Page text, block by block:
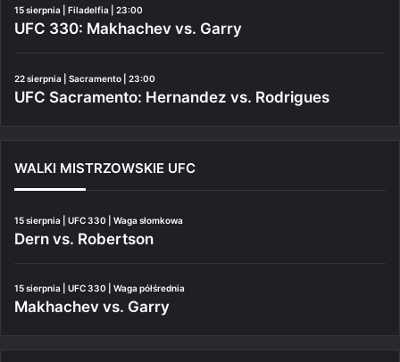
15 sierpnia | Filadelfia | 23:00
UFC 330: Makhachev vs. Garry
22 sierpnia | Sacramento | 23:00
UFC Sacramento: Hernandez vs. Rodrigues
WALKI MISTRZOWSKIE UFC
15 sierpnia | UFC 330 | Waga słomkowa
Dern vs. Robertson
15 sierpnia | UFC 330 | Waga półśrednia
Makhachev vs. Garry